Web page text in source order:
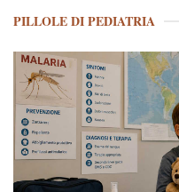
PILLOLE DI PEDIATRIA